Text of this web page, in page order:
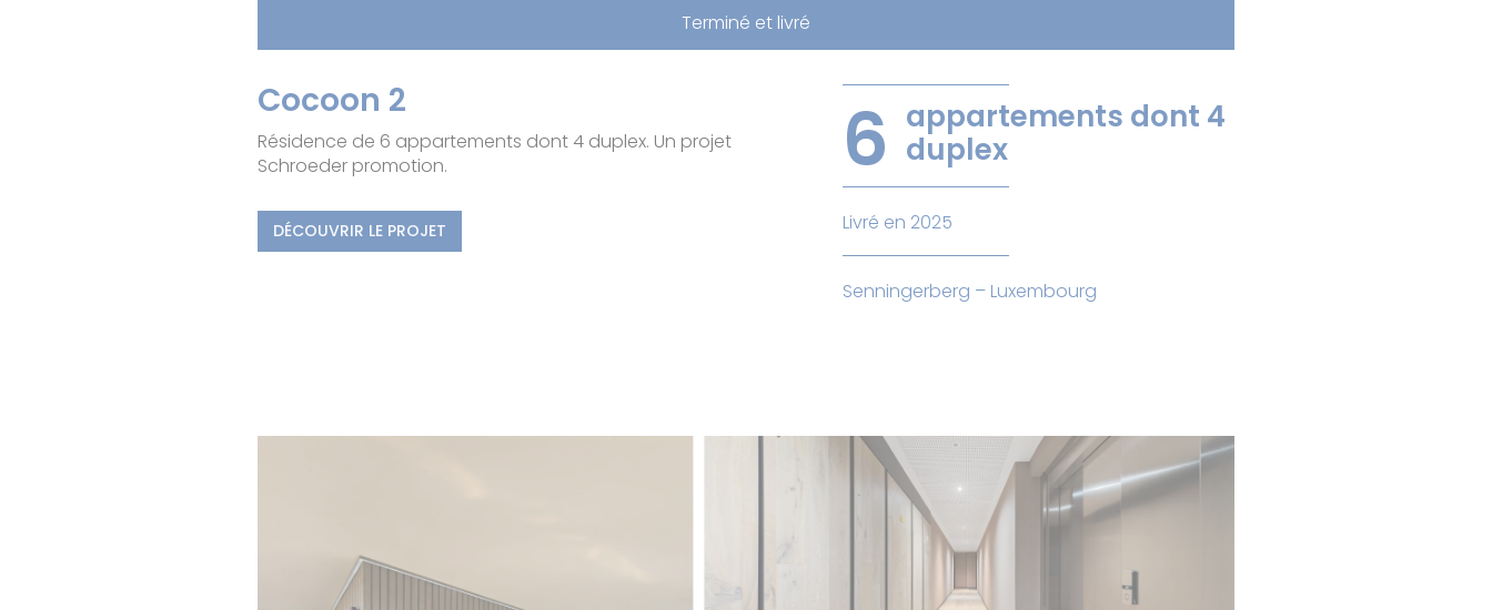
Terminé et livré
Cocoon 2
Résidence de 6 appartements dont 4 duplex. Un projet
Schroeder promotion.
DÉCOUVRIR LE PROJET
6
appartements dont 4
duplex
Livré en 2025
Senningerberg – Luxembourg